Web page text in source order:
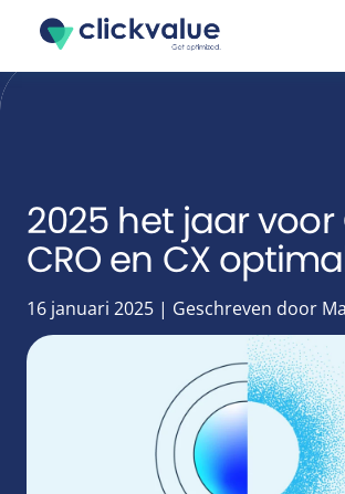
Cases
Blogs
About
2025 het jaar voor
CRO en CX
16 januari 2025 | Geschreven door